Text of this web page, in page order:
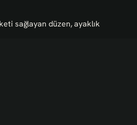
sağlayan düzen, ayaklık